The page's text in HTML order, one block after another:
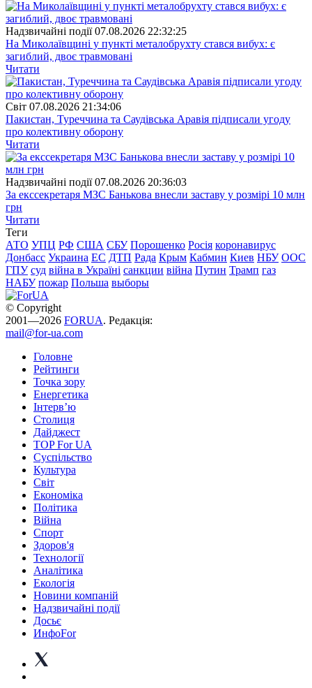
Надзвичайні події 07.08.2026 22:32:25
На Миколаївщині у пункті металобрухту стався вибух: є
загиблий, двоє травмовані
Читати
Свiт 07.08.2026 21:34:06
Пакистан, Туреччина та Саудівська Аравія підписали угоду
про колективну оборону
Читати
Надзвичайні події 07.08.2026 20:36:03
За екссекретаря МЗС Банькова внесли заставу у розмірі 10 млн
грн
Читати
Теги
АТО УПЦ РФ США СБУ Порошенко Росія коронавирус
Донбасс Украина ЕС ДТП Рада Крым Кабмин Киев НБУ ООС
ГПУ суд війна в Україні санкции війна Путин Трамп газ
НАБУ пожар Польша выборы
© Copyright
2001—2026 FORUA. Редакція:
mail@for-ua.com
Головне
Рейтинги
Точка зору
Енергетика
Інтерв’ю
Столиця
Дайджест
TOP For UA
Суспiльство
Культура
Світ
Економіка
Політика
Війна
Спорт
Здоров'я
Технології
Аналітика
Екологія
Новини компаній
Надзвичайні події
Досьє
ИнфоFor